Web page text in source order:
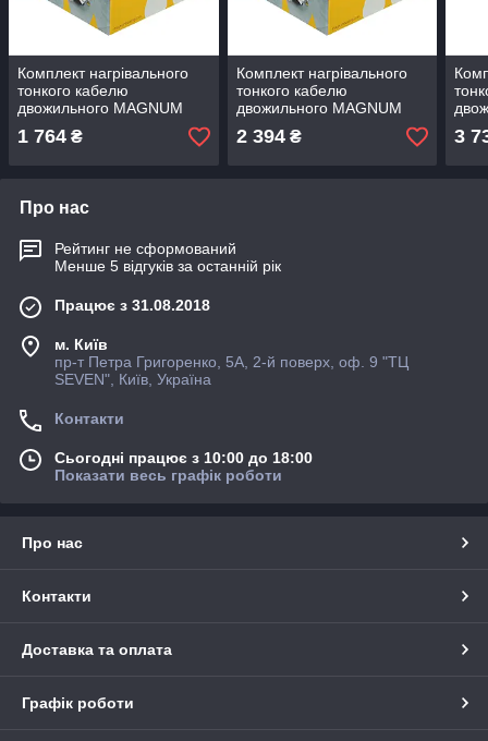
Комплект нагрівального
тонкого кабелю
двожильного MAGNUM
Slim Cable 3,5 mm 150 W
1 764 ₴
Комплект нагрівального
тонкого кабелю
двожильного MAGNUM
Slim Cable 3,5 mm 225 W
2 394₴ 3
Про нас
Рейтинг не сформований
Менше 5 відгуків за останній рік
Працює з 31.08.2018
м. Київ
пр-т Петра Григоренко, 5А, 2-й поверх, оф. 9 "ТЦ
SEVEN", Київ, Україна
Контакти
Сьогодні працює з 10:00 до 18:00
Показати весь графік роботи
Про нас
Контакти
Доставка та оплата
Графік роботи